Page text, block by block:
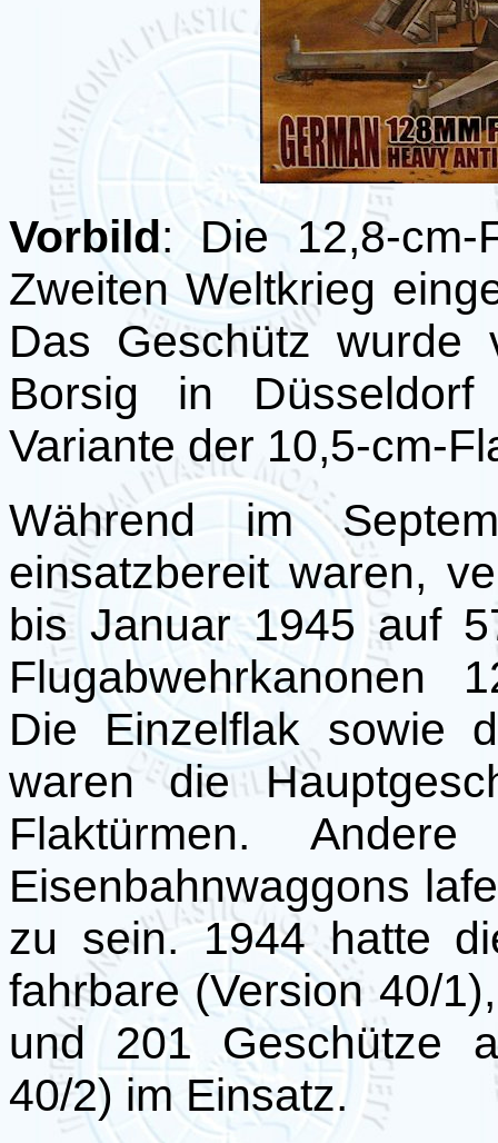
Vorbild: Die 12,8-
Zweiten Weltkrieg
Das Geschütz wurde
Borsig in
Variante der 10,5-cm-
Während im
einsatzbereit waren,
bis Januar 1945 auf
Flugabwehrkanonen
Die Einzelflak sowie
waren die
Flaktürmen.
Eisenbahnwaggons
zu sein. 1944 hatte
fahrbare (Version 40/
und 201 Geschütze
40/2) im Einsatz.